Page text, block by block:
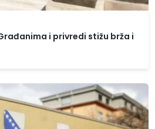
i privredi stižu brža i